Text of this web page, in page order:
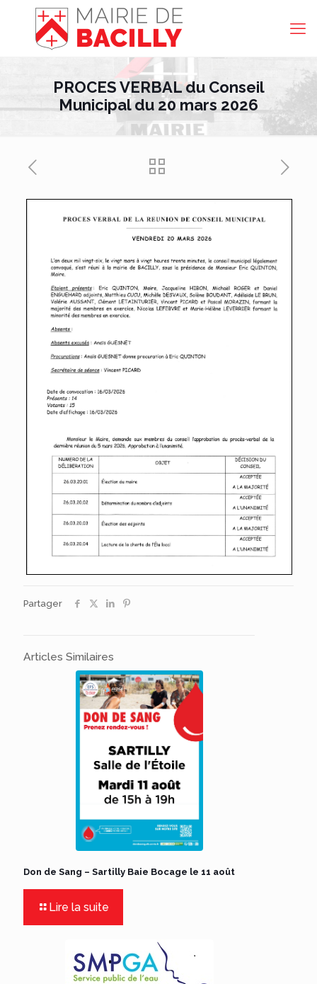
PROCES VERBAL du Conseil
Municipal du 20 mars 2026
Partager
Articles Similaires
Don de Sang – Sartilly Baie Bocage le 11 août
Lire la suite